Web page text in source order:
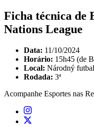
Ficha técnica de
Nations League
Data: 11/10/2024
Horário: 15h45 (de
Local: Národný
Rodada: 3ª
Acompanhe Esportes nas